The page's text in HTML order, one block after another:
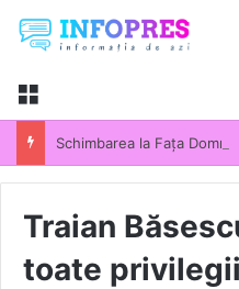
Menu
Traian
toate